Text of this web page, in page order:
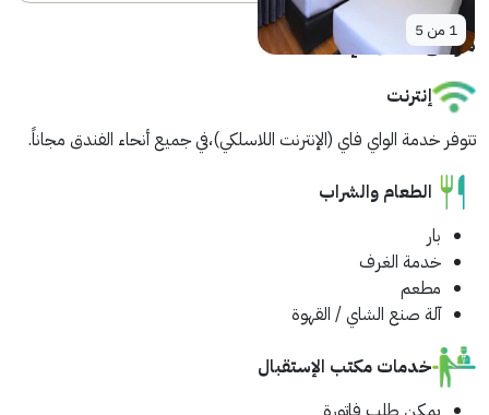
1 من5
مرافق مكان الإقامة
إنترنت
تتوفر خدمة الواي فاي (الإنترنت اللاسلكي)،في جميع أنحاء الفندق مجاناً.
الطعام والشراب
بار
خدمة الغرف
مطعم
آلة صنع الشاي / القهوة
خدمات مكتب الإستقبال